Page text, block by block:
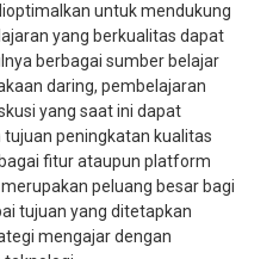
untuk mendukung
yang berkualitas dapat
berbagai sumber belajar
daring, pembelajaran
yang saat ini dapat
peningkatan kualitas
fitur ataupun platform
peluang besar bagi
tujuan yang ditetapkan
mengajar dengan